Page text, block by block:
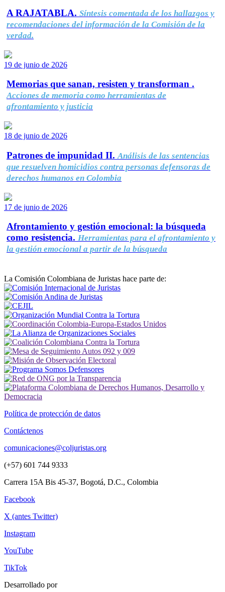
A RAJATABLA. Síntesis comentada de los hallazgos y
recomendaciones del información de la Comisión de la
verdad.
19 de junio de 2026
Memorias que sanan, resisten y transforman .
Acciones de memoria como herramientas de
afrontamiento y justicia
18 de junio de 2026
Patrones de impunidad II. Análisis de las sentencias
que resuelven homicidios contra personas defensoras de
derechos humanos en Colombia
17 de junio de 2026
Afrontamiento y gestión emocional: la búsqueda
como resistencia. Herramientas para el afrontamiento y
la gestión emocional a partir de la búsqueda
La Comisión Colombiana de Juristas hace parte de:
Política de protección de datos
Contáctenos
comunicaciones@coljuristas.org
(+57) 601 744 9333
Carrera 15A Bis 45-37, Bogotá, D.C., Colombia
Facebook
X (antes Twitter)
Instagram
YouTube
TikTok
Desarrollado por